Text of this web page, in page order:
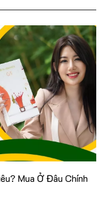
Mua Ở Đâu Chính